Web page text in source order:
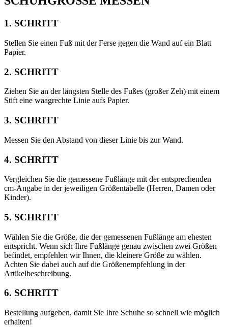
1. SCHRITT
Stellen Sie einen Fuß mit der Ferse gegen die Wand auf ein Blatt
Papier.
2. SCHRITT
Ziehen Sie an der längsten Stelle des Fußes (großer Zeh) mit einem
Stift eine waagrechte Linie aufs Papier.
3. SCHRITT
Messen Sie den Abstand von dieser Linie bis zur Wand.
4. SCHRITT
Vergleichen Sie die gemessene Fußlänge mit der entsprechenden
cm-Angabe in der jeweiligen Größentabelle (Herren, Damen oder
Kinder).
5. SCHRITT
Wählen Sie die Größe, die der gemessenen Fußlänge am ehesten
entspricht. Wenn sich Ihre Fußlänge genau zwischen zwei Größen
befindet, empfehlen wir Ihnen, die kleinere Größe zu wählen.
Achten Sie dabei auch auf die Größenempfehlung in der
Artikelbeschreibung.
6. SCHRITT
Bestellung aufgeben, damit Sie Ihre Schuhe so schnell wie möglich
erhalten!